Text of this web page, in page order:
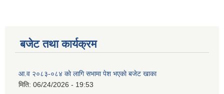
बजेट तथा कार्यक्रम
आ.व २०८३-०८४ काे लागि सभामा पेश भएकाे बजेट खाका
मिति: 06/24/2026 - 19:53